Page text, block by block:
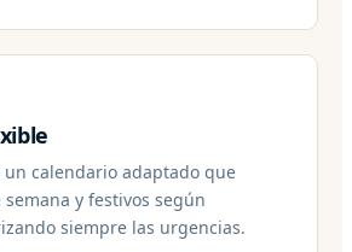
un calendario adaptado que
y festivos según
siempre las urgencias.